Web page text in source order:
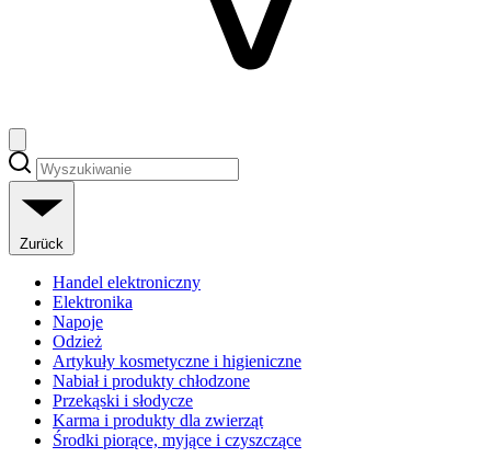
Zurück
Handel elektroniczny
Elektronika
Napoje
Odzież
Artykuły kosmetyczne i higieniczne
Nabiał i produkty chłodzone
Przekąski i słodycze
Karma i produkty dla zwierząt
Środki piorące, myjące i czyszczące